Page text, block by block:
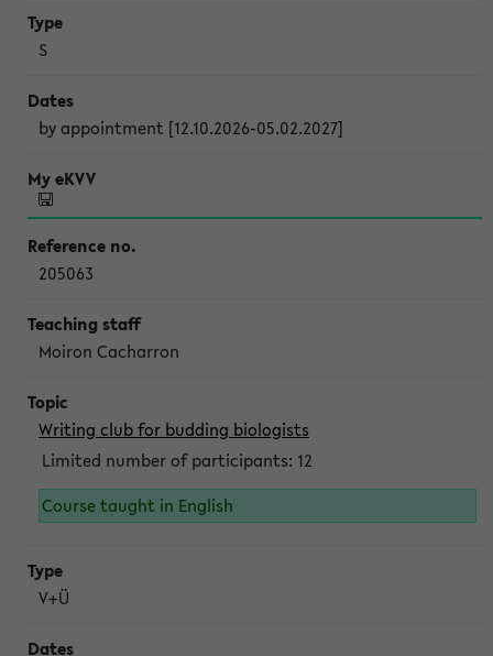
S
by appointment [12.10.2026-05.02.2027]
205063
Moiron Cacharron
Writing club for budding biologists
Limited number of participants: 12
Course taught in English
V+Ü